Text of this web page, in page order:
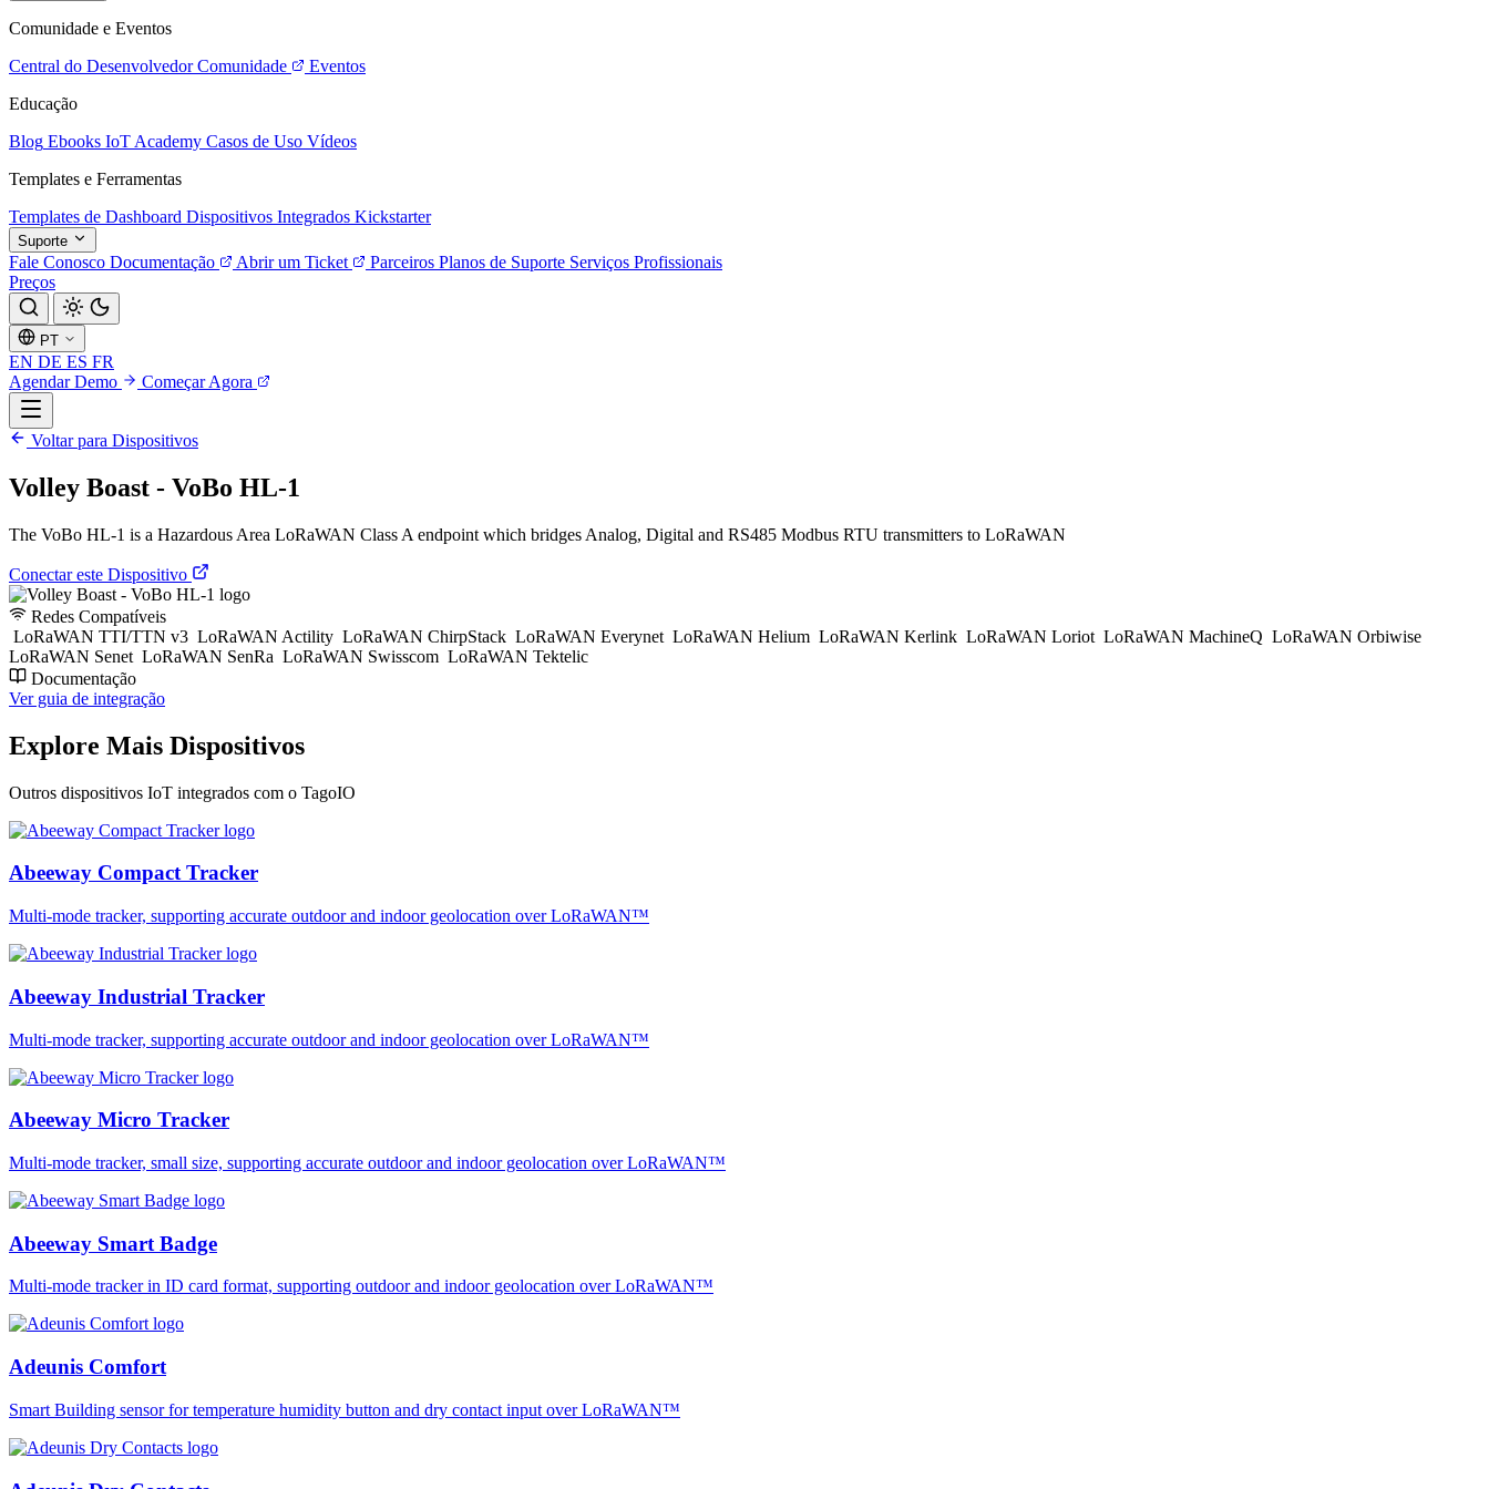
Comunidade e Eventos
Central do Desenvolvedor Comunidade
Eventos
Educação
Blog Ebooks IoT Academy Casos de Uso Vídeos
Templates e Ferramentas
Templates de Dashboard Dispositivos Integrados Kickstarter
Suporte
Fale Conosco Documentação Abrir um Ticket Parceiros Planos de Suporte Serviços Profissionais
Preços
PT
EN DE ES FR
Agendar Demo
Começar Agora
Voltar para Dispositivos
Volley Boast - VoBo HL-1
The VoBo HL-1 is a Hazardous Area LoRaWAN Class A endpoint which bridges Analog, Digital and RS485 Modbus RTU transmitters to LoRaWAN
Conectar este Dispositivo
Redes Compatíveis
LoRaWAN TTI/TTN v3 LoRaWAN Actility LoRaWAN ChirpStack LoRaWAN Everynet LoRaWAN Helium LoRaWAN Kerlink LoRaWAN Loriot LoRaWAN MachineQ LoRaWAN Orbiwise
LoRaWAN Senet LoRaWAN SenRa LoRaWAN Swisscom LoRaWAN Tektelic
Documentação
Ver guia de integração
Explore Mais Dispositivos
Outros dispositivos IoT integrados com o TagoIO
Abeeway Compact Tracker
Multi-mode tracker, supporting accurate outdoor and indoor geolocation over LoRaWAN™
Abeeway Industrial Tracker
Multi-mode tracker, supporting accurate outdoor and indoor geolocation over LoRaWAN™
Abeeway Micro Tracker
Multi-mode tracker, small size, supporting accurate outdoor and indoor geolocation over LoRaWAN™
Abeeway Smart Badge
Multi-mode tracker in ID card format, supporting outdoor and indoor geolocation over LoRaWAN™
Adeunis Comfort
Smart Building sensor for temperature humidity button and dry contact input over LoRaWAN™